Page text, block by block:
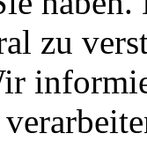
zu